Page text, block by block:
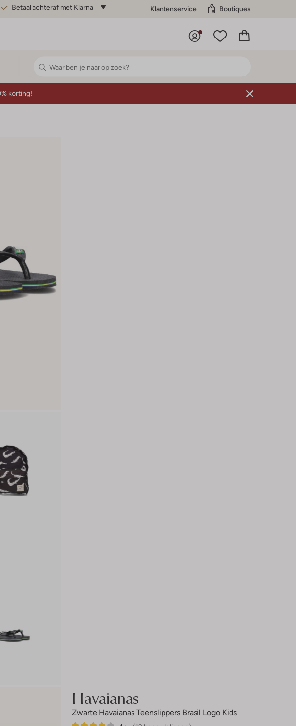
Betaal achteraf met Klarna Klantenservice Boutiques
korting!
Havaianas
Zwarte Havaianas Teenslippers Brasil Logo Kids